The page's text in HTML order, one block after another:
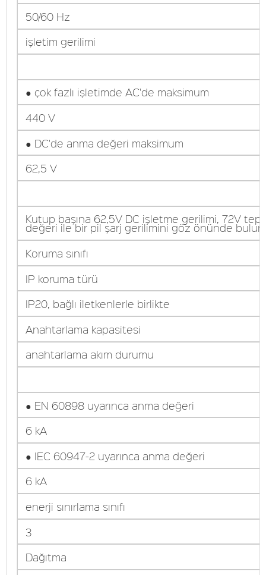
50/60 Hz
işletim gerilimi
● çok fazlı işletimde AC'de maksimum
440 V
● DC'de anma değeri maksimum
62,5 V
Kutup başına 62,5V DC işletme gerilimi, 72V
değeri ile bir pil şarj gerilimini göz önünde
Koruma sınıfı
IP koruma türü
IP20, bağlı iletkenlerle birlikte
Anahtarlama kapasitesi
anahtarlama akım durumu
● EN 60898 uyarınca anma değeri
6 kA
● IEC 60947-2 uyarınca anma değeri
6 kA
enerji sınırlama sınıfı
3
Dağıtma